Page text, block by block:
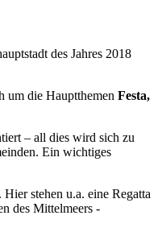
des Jahres 2018
um die Hauptthemen Festa,
– all dies wird sich zu
Ein wichtiges
stehen u.a. eine Regatta
des Mittelmeers -